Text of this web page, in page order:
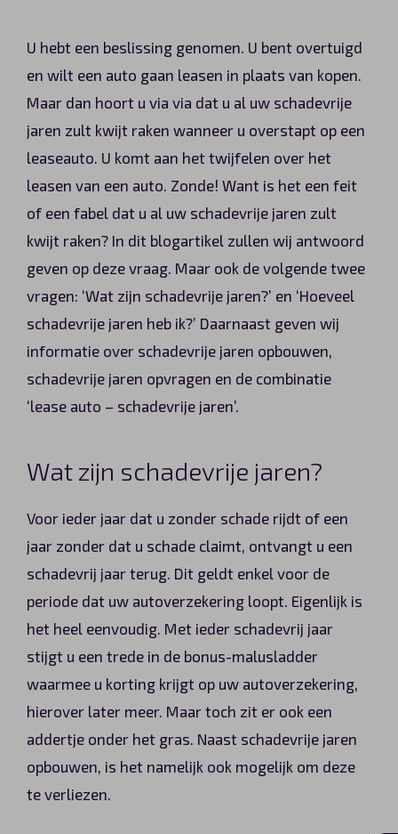
U hebt een beslissing genomen. U bent overtuigd
en wilt een auto gaan leasen in plaats van kopen.
Maar dan hoort u via via dat u al uw schadevrije
jaren zult kwijt raken wanneer u overstapt op een
leaseauto. U komt aan het twijfelen over het
leasen van een auto. Zonde! Want is het een feit
of een fabel dat u al uw schadevrije jaren zult
kwijt raken? In dit blogartikel zullen wij antwoord
geven op deze vraag. Maar ook de volgende twee
vragen: ‘Wat zijn schadevrije jaren?’ en ‘Hoeveel
schadevrije jaren heb ik?’ Daarnaast geven wij
informatie over schadevrije jaren opbouwen,
schadevrije jaren opvragen en de combinatie
‘lease auto – schadevrije jaren’.
Wat zijn schadevrije jaren?
Voor ieder jaar dat u zonder schade rijdt of een
jaar zonder dat u schade claimt, ontvangt u een
schadevrij jaar terug. Dit geldt enkel voor de
periode dat uw autoverzekering loopt. Eigenlijk is
het heel eenvoudig. Met ieder schadevrij jaar
stijgt u een trede in de bonus-malusladder
waarmee u korting krijgt op uw autoverzekering,
hierover later meer. Maar toch zit er ook een
addertje onder het gras. Naast schadevrije jaren
opbouwen, is het namelijk ook mogelijk om deze
te verliezen.
Vragen?
Over ons